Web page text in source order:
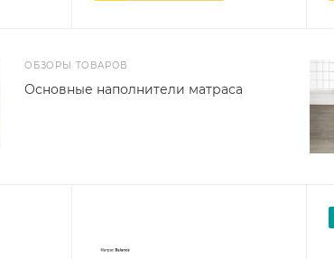
ОБЗОРЫ ТОВАРОВ
Основные наполнители матраса